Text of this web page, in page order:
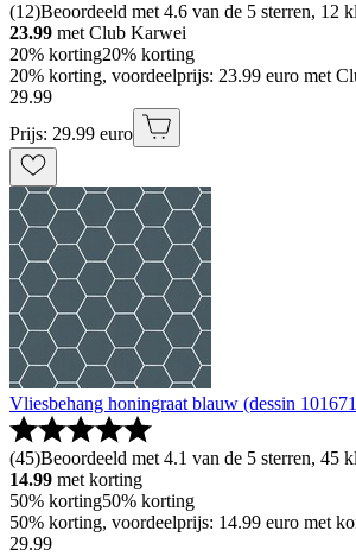
(12)Beoordeeld met 4.6 van de 5 sterren, 12
23.99 met Club Karwei
20% korting20% korting
20% korting, voordeelprijs: 23.99 euro met
29.99
Prijs: 29.99 euro
Vliesbehang honingraat blauw (dessin
(45)Beoordeeld met 4.1 van de 5 sterren, 45
14.99 met korting
50% korting50% korting
50% korting, voordeelprijs: 14.99 euro met
29.99